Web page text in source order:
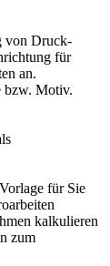
von Druck-
für
an.
bzw. Motiv.
für Sie
kalkulieren
zum